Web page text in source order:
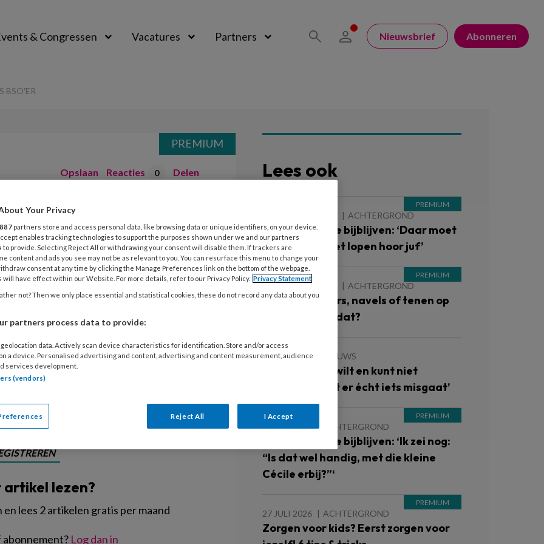
& Congressen Vacatures Partners Nieuwsbrief Abonneren
BSO'ER
Opslaan Reacties 0 Delen
moment
geleund tegen de deurpost,
me wat verlegen glimlachend aan.
Jenna en haar lach was altijd
Maar nu is het de laatste
bso'er. Middelbare school:here
lezen?
lees 2 artikelen gratis per maand
Log dan in
PREMIUM
Lees ook
ACHTERGROND
Kinderen die je bijblijven: ‘Daar moet
je ’s avonds niet lopen hoor juf’
5 AUGUSTUS 2026 ACHTERGROND
Blote schouders, navels of tenen op
de groep: kan dat?
31 JULI 2026 NIEUWS
KOTcast – ‘Je wilt en kunt niet
afwachten tot er écht iets misgaat’
30 JULI 2026 ACHTERGROND
Kinderen die je bijblijven: ‘Ik zei nog:
“Is dat wel handig, met die kleine
Cécile erbij?”‘
27 JULI 2026 ACHTERGROND
Zorgen voor kids? Eerst zorgen voor
Your Privacy
887 partners store and access personal data, like browsing data or unique identifiers, on your device.
enables tracking technologies to support the purposes shown under we and our partners
to provide. Selecting Reject All or withdrawing your consent will disable them. If trackers are
content and ads you see may not be as relevant to you. You can resurface this menu to change your
consent at any time by clicking the Manage Preferences link on the bottom of the webpage.
will have effect within our Website. For more details, refer to our Privacy Policy. Privacy Statement
not? Then we only place essential and statistical cookies, these do not record any data about you
partners process data to provide:
data. Actively scan device characteristics for identification. Store and/or access
a device. Personalised advertising and content, advertising and content measurement, audience
services development.
(vendors)
Reject All I Accept